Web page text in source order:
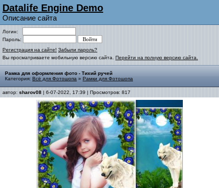
Datalife Engine Demo
Описание сайта
Логин:
Пароль:
Регистрация на сайте! Забыли пароль?
Вы просматриваете мобильную версию сайта. Перейти на полную версию сайта.
Рамка для оформления фото - Тихий ручей
Категория: Всё для Фотошопа » Рамки для Фотошопа
автор: sharov08 | 6-07-2022, 17:39 | Просмотров: 817